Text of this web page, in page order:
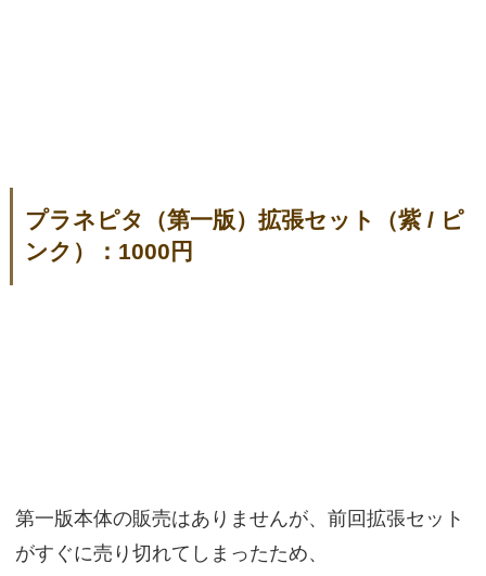
プラネピタ（第一版）拡張セット（紫 / ピ
ンク）：1000円
第一版本体の販売はありませんが、前回拡張セット
がすぐに売り切れてしまったため、